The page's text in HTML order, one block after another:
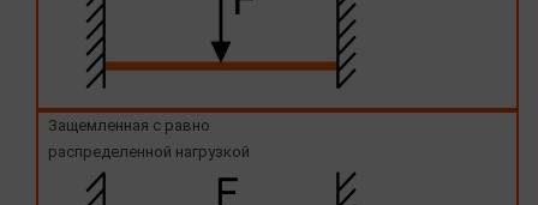
Защемленная с равно
распределенной нагрузкой